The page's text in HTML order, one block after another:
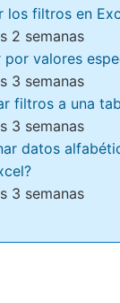
los filtros en
2 semanas
valores
3 semanas
filtros a una
3 semanas
datos
3 semanas